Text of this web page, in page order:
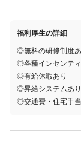
研修で磨かれた
て参ります。
■お見送り
お客様に徹底し
もちろん営業トー
福利厚生の詳細
◎無料の研修制度あ
◎各種インセンテ
◎有給休暇あり
◎昇給システムあり
◎交通費・住宅手